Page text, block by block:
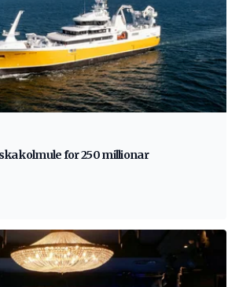
kolmule for 250 millionar